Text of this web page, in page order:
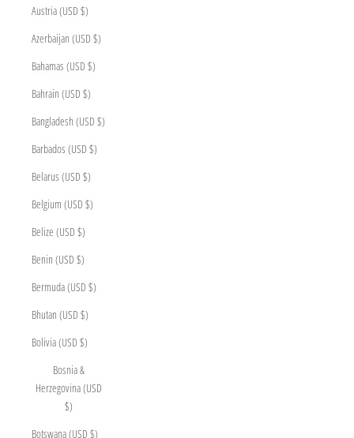
Austria (USD $)
Azerbaijan (USD $)
Bahamas (USD $)
Bahrain (USD $)
Bangladesh (USD $)
Barbados (USD $)
Belarus (USD $)
Belgium (USD $)
Belize (USD $)
Benin (USD $)
Bermuda (USD $)
Bhutan (USD $)
Bolivia (USD $)
Bosnia &
Herzegovina (USD
$)
Botswana (USD $)